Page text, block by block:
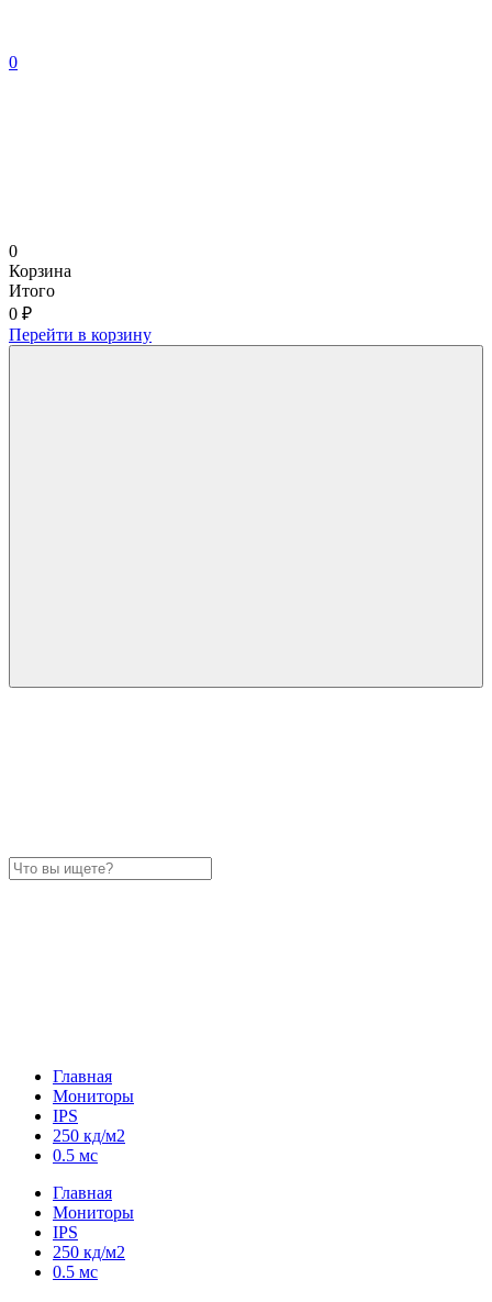
0
0
Корзина
Итого
0 ₽
Перейти в корзину
Главная
Мониторы
IPS
250 кд/м2
0.5 мс
Главная
Мониторы
IPS
250 кд/м2
0.5 мс